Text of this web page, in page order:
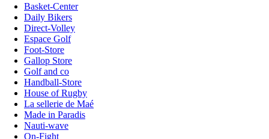
Basket-Center
Daily Bikers
Direct-Volley
Espace Golf
Foot-Store
Gallop Store
Golf and co
Handball-Store
House of Rugby
La sellerie de Maé
Made in Paradis
Nauti-wave
On-Fight